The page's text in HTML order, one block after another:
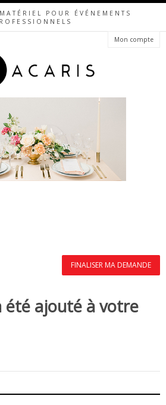
POUR ÉVÉNEMENTS
Mon compte
FINALISER MA DEMANDE
été ajouté à votre